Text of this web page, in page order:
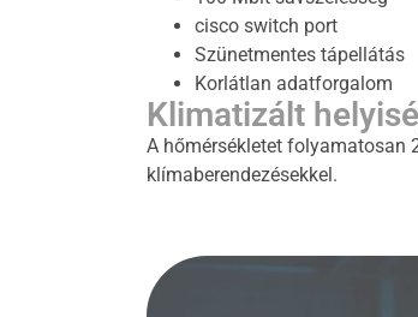
cisco switch port
Szünetmentes tápellátás
Korlátlan adatforgalom
Klimatizált
A hőmérsékletet folyamatosan
klímaberendezésekkel.